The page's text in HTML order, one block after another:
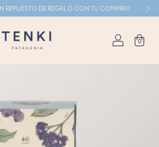
REPUESTO DE REGALO CON TU COMPRA!!
0